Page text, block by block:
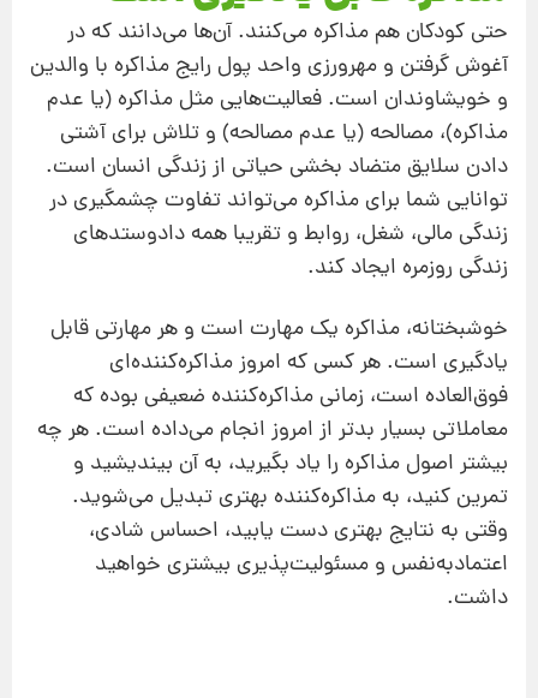
حتی کودکان هم مذاکره می‌کنند. آن‌ها می‌دانند که در
آغوش گرفتن‌ و مهرورزی واحد پول رایج مذاکره با والدین
و خویشاوندان است. فعالیت‌هایی مثل مذاکره (یا عدم
مذاکره)، مصالحه (یا عدم مصالحه) و تلاش برای آشتی
دادن سلایق متضاد بخشی حیاتی از زندگی انسان است.
توانایی شما برای مذاکره می‌تواند تفاوت چشمگیری در
زندگی مالی، ‌شغل، روابط و تقریبا همه دادوستدهای
زندگی روزمره ایجاد ‌کند.
خوشبختانه، مذاکره یک مهارت است و هر مهارتی قابل
یادگیری‌ است. هر کسی که امروز مذاکره‌کننده‌ای
فوق‌‌العاده است، زمانی مذاکره‌کننده ضعیفی بوده که
معاملاتی بسیار بدتر از امروز انجام می‌داده است. هر چه
بیشتر اصول مذاکره را یاد بگیرید، به آن بیندیشید و
تمرین کنید، به مذاکره‌کننده بهتری تبدیل می‌شوید.
وقتی به نتایج بهتری دست یابید، احساس شادی،
اعتمادبه‌‌نفس و مسئولیت‌پذیری بیشتری خواهید
داشت.